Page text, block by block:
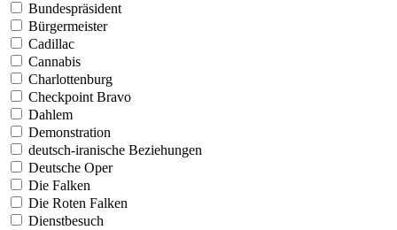
Bundespräsident
Bürgermeister
Cadillac
Cannabis
Charlottenburg
Checkpoint Bravo
Dahlem
Demonstration
deutsch-iranische Beziehungen
Deutsche Oper
Die Falken
Die Roten Falken
Dienstbesuch